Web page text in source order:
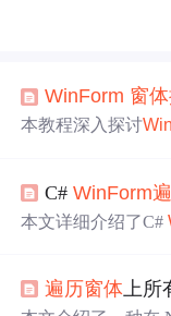
WinForm 窗体
本教程深入探讨
作。通过实际案例
免常见错误的方法
C#WinForm
本文详细介绍了C#
（可获取所有控件
遍历窗体 上